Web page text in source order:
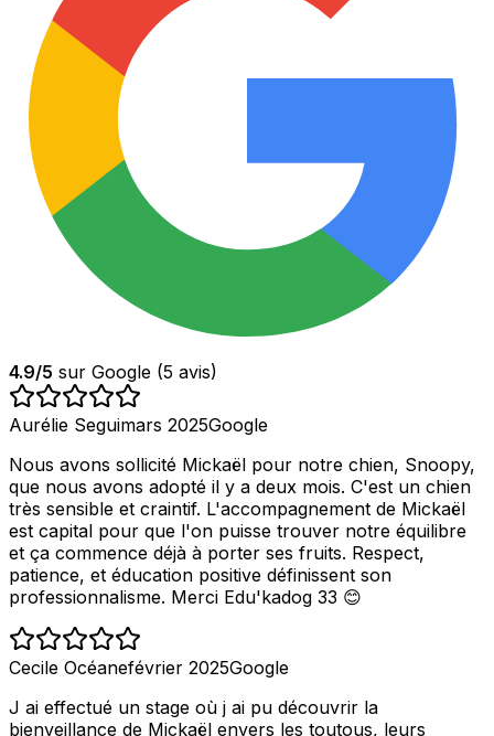
4.9/5 sur Google (5 avis)
Aurélie Seguimars 2025Google
Nous avons sollicité Mickaël pour notre chien, Snoopy,
que nous avons adopté il y a deux mois. C'est un chien
très sensible et craintif. L'accompagnement de Mickaël
est capital pour que l'on puisse trouver notre équilibre
et ça commence déjà à porter ses fruits. Respect,
patience, et éducation positive définissent son
professionnalisme. Merci Edu'kadog 33 😊
Cecile Océanefévrier 2025Google
J ai effectué un stage où j ai pu découvrir la
bienveillance de Mickaël envers les toutous, leurs